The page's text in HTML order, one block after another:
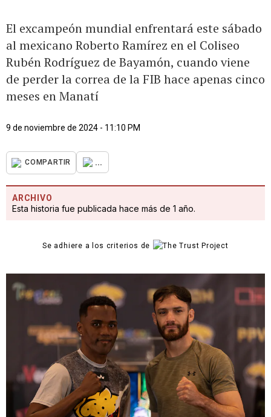
El excampeón mundial enfrentará este sábado
al mexicano Roberto Ramírez en el Coliseo
Rubén Rodríguez de Bayamón, cuando viene
de perder la correa de la FIB hace apenas cinco
meses en Manatí
9 de noviembre de 2024 - 11:10 PM
COMPARTIR ...
ARCHIVO
Esta historia fue publicada hace más de 1 año.
Se adhiere a los criterios de